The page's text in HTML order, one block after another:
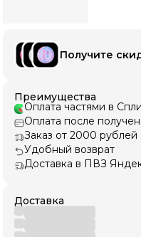
Получите
Преимущества
Оплата частями в
Оплата после
Заказ от 2000 рублей
Удобный возврат
Доставка в ПВЗ
Доставка